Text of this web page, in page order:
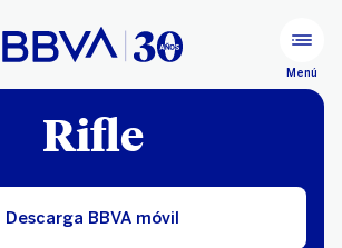
Menú
Rifle
Descarga BBVA móvil